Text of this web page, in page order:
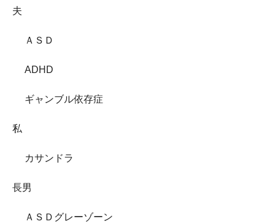
夫
ＡＳＤ
ADHD
ギャンブル依存症
私
カサンドラ
長男
ＡＳＤグレーゾーン